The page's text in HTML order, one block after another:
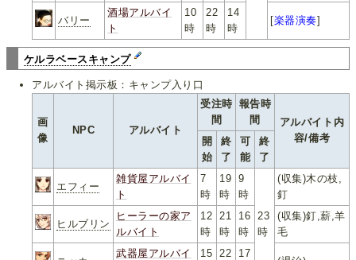
バリー
酒場アルバイ
ト
10
時
22
時
14
時
[楽器演奏]
ケルラベースキャンプ
アルバイト掲示板：キャンプ入り口
画
像
NPC アルバイト
受注時
間
報告時
間
アルバイト内
容/備考
開
始
終
了
可
能
終
了
エフィー
雑貨屋アルバイ
ト
7
時
19
時
9
時
23
時
(収集)木の枝,
釘
ヒルブリン
ヒーラーの家ア
ルバイト
12
時
21
時
16
時
(収集)釘,薪,羊
毛
武器屋アルバイ 15 22 17